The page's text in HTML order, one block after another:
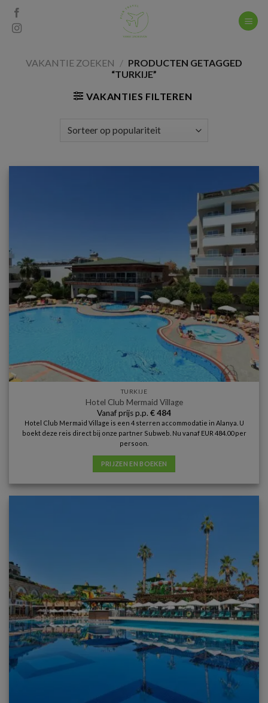
Skip
content
VAKANTIE ZOEKEN / PRODUCTEN GETAGGED
“TURKIJE”
VAKANTIES FILTEREN
TURKIJE
Hotel Club Mermaid Village
Vanaf prijs p.p. €484
Hotel Club Mermaid Village is een 4 sterren accommodatie in Alanya. U
boekt deze reis direct bij onze partner Subweb. Nu vanaf EUR 484.00 per
persoon.
PRIJZEN EN BOEKEN